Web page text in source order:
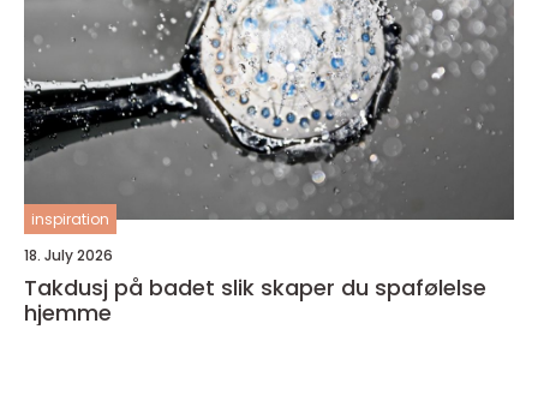
inspiration
18. July 2026
Takdusj på badet slik skaper du spafølelse
hjemme